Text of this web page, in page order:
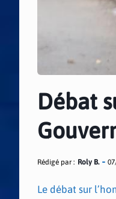
Débat
Rédigé par : Roly B.
Le débat sur